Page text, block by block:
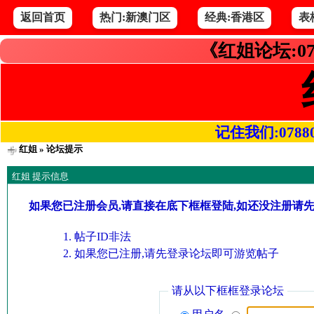
返回首页 热门:新澳门区 经典:香港区 表
《红姐论坛
记住我们
红姐» 论坛提示
红姐 提示信息
如果您已注册会员,请直接在底下框框登陆,如还没注册请
帖子ID非法
如果您已注册,请先登录论坛即可游览帖子
请从以下框框登录论坛